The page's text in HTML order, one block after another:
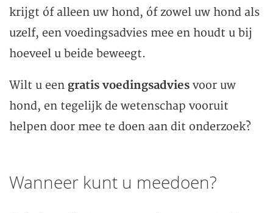
krijgt óf alleen uw hond, óf zowel uw hond als
uzelf, een voedingsadvies mee en houdt u bij
hoeveel u beide beweegt.
Wilt u een gratis voedingsadvies voor uw
hond, en tegelijk de wetenschap vooruit
helpen door mee te doen aan dit onderzoek?
Wanneer kunt u meedoen?